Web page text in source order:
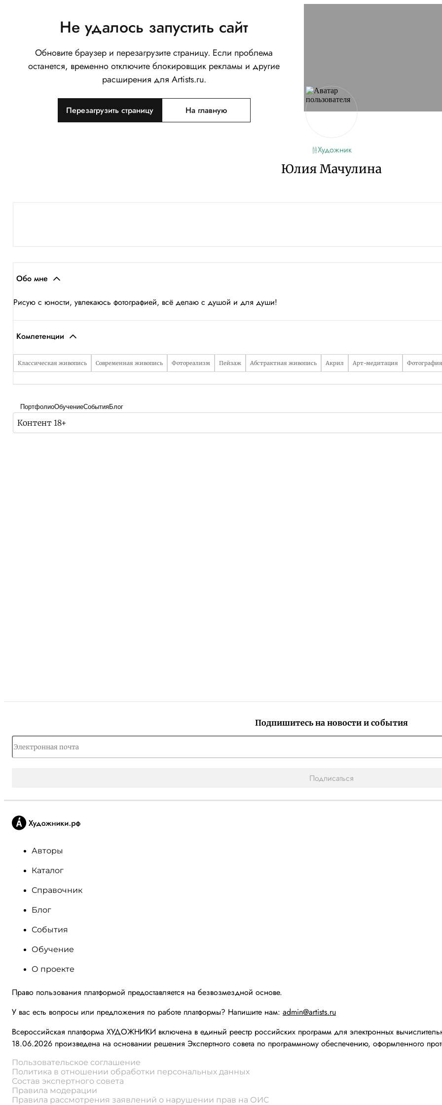
Не удалось запустить сайт
Обновите браузер и перезагрузите страницу. Если проблема
останется, временно отключите блокировщик рекламы и другие
расширения для Artists.ru.
Перезагрузить страницу На главную
Художник
Юлия Мачулина
Обо мне
Рисую с юности, увлекаюсь фотографией, всё делаю с душой и для души!
Компетенции
Классическая живопись Современная живопись Фотореализм Пейзаж Абстрактная живопись Акрил Арт-медитация Фотография
ПортфолиоОбучениеСобытияБлог
Контент 18+
Подпишитесь на новости и события
Подписаться
Авторы
Каталог
Справочник
Блог
События
Обучение
О проекте
Право пользования платформой предоставляется на безвозмездной основе.
У вас есть вопросы или предложения по работе платформы? Напишите нам: admin@artists.ru
Всероссийская платформа ХУДОЖНИКИ включена в единый реестр российских программ для электронных
18.06.2026 произведена на основании решения Экспертного совета по программному обеспечению, оформленного
Пользовательское соглашение
Политика в отношении обработки персональных данных
Состав экспертного совета
Правила модерации
Правила рассмотрения заявлений о нарушении прав на ОИС